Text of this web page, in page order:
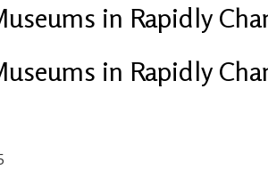
in Rapidly
in Rapidly